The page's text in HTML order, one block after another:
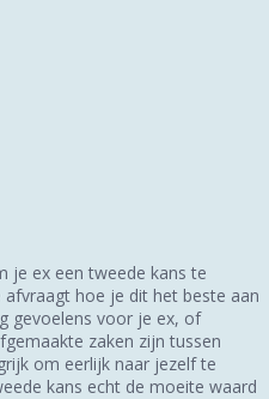
je ex een tweede kans te
hoe je dit het beste aan
gevoelens voor je ex, of
zaken zijn tussen
om eerlijk naar jezelf te
kans echt de moeite waard